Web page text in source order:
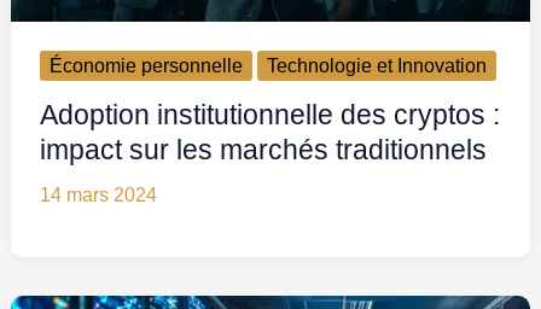
Économie personnelle Technologie et Innovation
Adoption institutionnelle des cryptos :
impact sur les marchés traditionnels
14 mars 2024